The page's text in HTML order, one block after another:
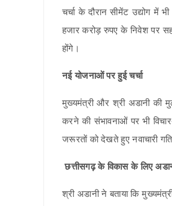
चर्चा के दौरान सीमेंट उद्योग में
हजार करोड़ रुपए के निवेश पर
होंगे।
नई योजनाओं पर हुई चर्चा
मुख्यमंत्री और श्री अडानी की
करने की संभावनाओं पर भी
जरूरतों को देखते हुए नवाचारी
छत्तीसगढ़ के विकास के लिए
श्री अडानी ने बताया कि